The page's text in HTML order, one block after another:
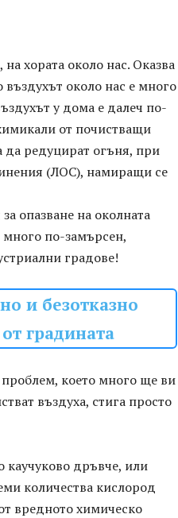
хората около нас. Оказва
въздухът около нас е много
у дома е далеч по-
от почистващи
да редуцират огъня, при
(ЛОС), намиращи се
опазване на околната
много по-замърсен,
градове!
и безотказно
градината
което много ще ви
въздуха, стига просто
каучуково дръвче, или
количества кислород
вредното химическо